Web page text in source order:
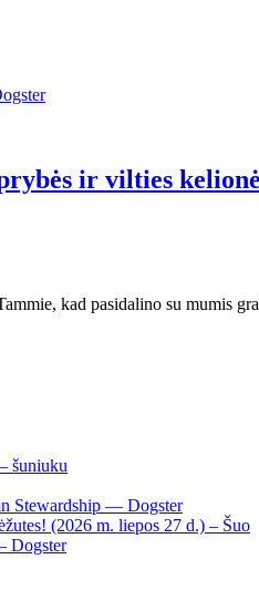
ir vilties
kad pasidalino su mumis
šuniuku
Stewardship — Dogster
(2026 m. liepos 27 d.) – Šuo
Dogster